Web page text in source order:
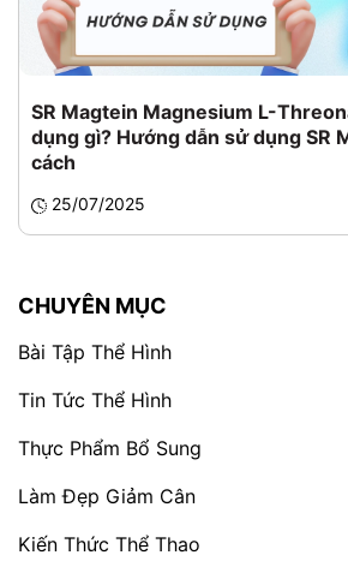
SR Magtein Magnesium L-
dụng gì? Hướng dẫn sử dụng SR
cách
25/07/2025
CHUYÊN MỤC
Bài Tập Thể Hình
Tin Tức Thể Hình
Thực Phẩm Bổ Sung
Làm Đẹp Giảm Cân
Kiến Thức Thể Thao